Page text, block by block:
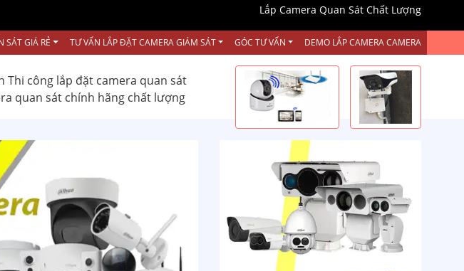
Lắp Camera Quan Sát Chất Lượng
SÁT GIÁ RẺ TƯ VẤN LẮP ĐẶT CAMERA GIÁM SÁT GÓC TƯ VẤN DEMO LẮP CAMERA CAMERA
Thi công lắp đặt camera quan sát
quan sát chính hãng chất lượng